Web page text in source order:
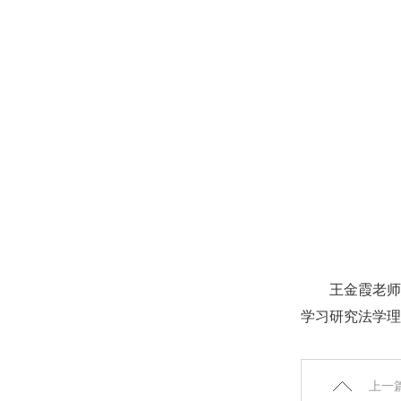
王金霞老
学习研究法学
上一